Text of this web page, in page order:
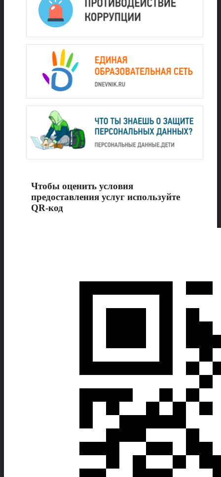
Чтобы оценить условия
предоставления услуг используйте
QR-код